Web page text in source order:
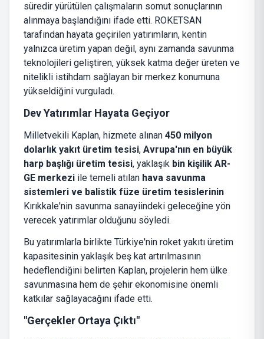
süredir yürütülen çalışmaların somut sonuçlarının
alınmaya başlandığını ifade etti. ROKETSAN
tarafından hayata geçirilen yatırımların, kentin
yalnızca üretim yapan değil, aynı zamanda savunma
teknolojileri geliştiren, yüksek katma değer üreten ve
nitelikli istihdam sağlayan bir merkez konumuna
yükseldiğini vurguladı.
Dev Yatırımlar Hayata Geçiyor
Milletvekili Kaplan, hizmete alınan 450 milyon
dolarlık yakıt üretim tesisi, Avrupa'nın en büyük
harp başlığı üretim tesisi, yaklaşık bin kişilik AR-
GE merkezi ile temeli atılan hava savunma
sistemleri ve balistik füze üretim tesislerinin
Kırıkkale'nin savunma sanayiindeki geleceğine yön
verecek yatırımlar olduğunu söyledi.
Bu yatırımlarla birlikte Türkiye'nin roket yakıtı üretim
kapasitesinin yaklaşık beş kat artırılmasının
hedeflendiğini belirten Kaplan, projelerin hem ülke
savunmasına hem de şehir ekonomisine önemli
katkılar sağlayacağını ifade etti.
"Gerçekler Ortaya Çıktı"